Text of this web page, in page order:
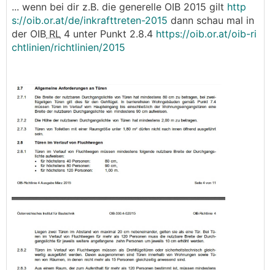
... wenn bei dir z.B. die generelle OIB 2015 gilt http
s://oib.or.at/de/inkrafttreten-2015 dann schau mal in
der OIB RL 4 unter Punkt 2.8.4 https://oib.or.at/oib-ri
chtlinien/richtlinien/2015